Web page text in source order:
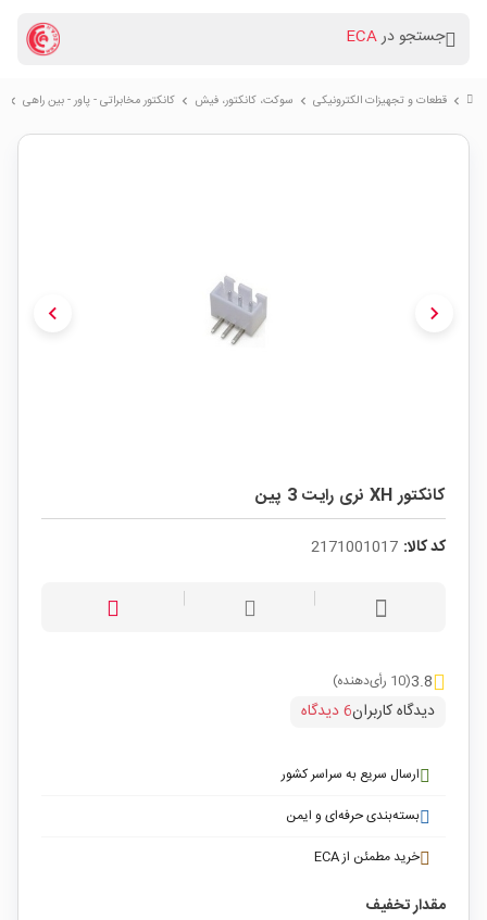
جستجو درECA
chevron_right قطعات و تجهیزات الکترونیکی chevron_right سوكت، کانکتور، فیش chevron_right کانکتور مخابراتی - پاور - بین راهی chevron_right
chevron_left chevron_right
کانکتور XH نری رایت 3 پین
کد کالا: 2171001017
3.8(10 رأی‌دهنده)
دیدگاه کاربران6 دیدگاه
ارسال سریع به سراسر کشور
بسته‌بندی حرفه‌ای و ایمن
خرید مطمئن از ECA
مقدار تخفیف